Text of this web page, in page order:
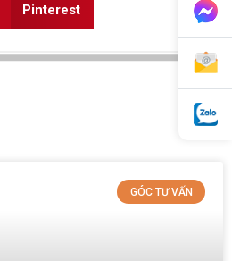
Pinterest
GÓC TƯ VẤN